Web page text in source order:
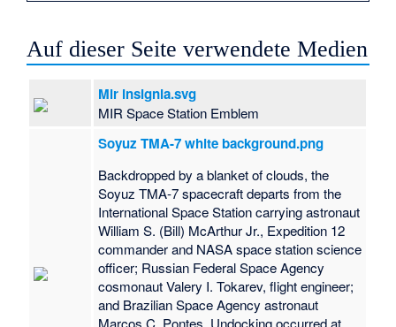
Auf dieser Seite verwendete Medien
Mir insignia.svg
MIR Space Station Emblem
Soyuz TMA-7 white background.png
Backdropped by a blanket of clouds, the
Soyuz TMA-7 spacecraft departs from the
International Space Station carrying astronaut
William S. (Bill) McArthur Jr., Expedition 12
commander and NASA space station science
officer; Russian Federal Space Agency
cosmonaut Valery I. Tokarev, flight engineer;
and Brazilian Space Agency astronaut
Marcos C. Pontes. Undocking occurred at